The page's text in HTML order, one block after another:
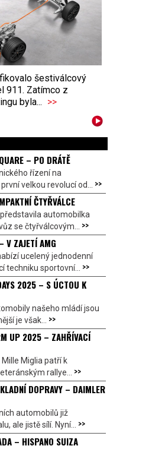
šestiválcový
911. Zatímco z
byla... >>
– PO DRÁTĚ
řízení na
velkou revolucí od... >>
ČTYŘVÁLCE
automobilka
se čtyřválcovým... >>
V ZAJETÍ AMG
ucelený jednodenní
techniku sportovní... >>
2025 – S ÚCTOU K
našeho mládí jsou
je však... >>
UP 2025 – ZAHŘÍVACÍ
Miglia patří k
rallye... >>
DOPRAVY – DAIMLER
automobilů již
ale jistě sílí. Nyní... >>
– HISPANO SUIZA